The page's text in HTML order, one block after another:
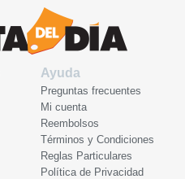
Ayuda
Preguntas frecuentes
Mi cuenta
Reembolsos
Términos y Condiciones
Reglas Particulares
Política de Privacidad